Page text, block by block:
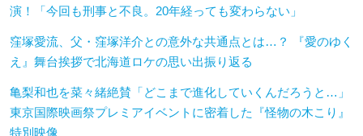
演！「今回も刑事と不良。20年経っても変わらない」
窪塚愛流、父・窪塚洋介との意外な共通点とは…？ 『愛のゆく
え』舞台挨拶で北海道ロケの思い出振り返る
亀梨和也を菜々緒絶賛「どこまで進化していくんだろうと…」
東京国際映画祭プレミアイベントに密着した『怪物の木こり』
特別映像